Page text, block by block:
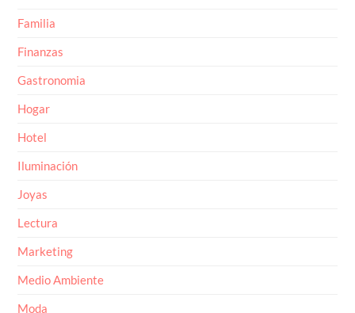
Familia
Finanzas
Gastronomia
Hogar
Hotel
Iluminación
Joyas
Lectura
Marketing
Medio Ambiente
Moda